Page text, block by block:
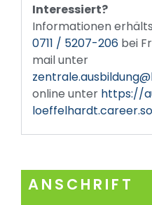
Interessiert?
Informationen
0711 / 5207-206 bei
mail unter
online unter https://
ANSCHRIFT